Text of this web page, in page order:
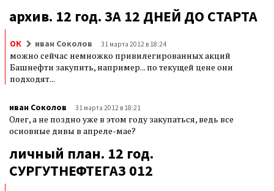
архив. 12 год. ЗА 12 ДНЕЙ ДО СТАРТА
ОК иван Соколов 31 марта 2012 в 18:24
можно сейчас немножко привилегированных акций
Башнефти закупить, например... по текущей цене они
подходят...
иван Соколов 31 марта 2012 в 18:21
Олег, а не поздно уже в этом году закупаться, ведь все
основные дивы в апреле-мае?
личный план. 12 год.
СУРГУТНЕФТЕГАЗ 012